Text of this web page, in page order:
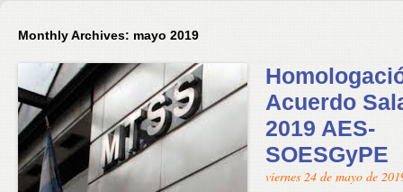
Monthly Archives: mayo 2019
Acuerdo
2019 AES-
SOESGyPE
viernes 24 de mayo de